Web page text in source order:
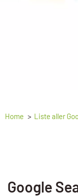
Home Liste aller
Google